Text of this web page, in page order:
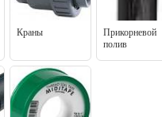
Краны
Прикорневой
полив